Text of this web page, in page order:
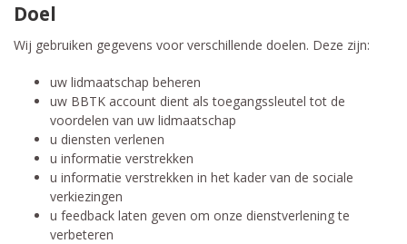
Doel
Wij gebruiken gegevens voor verschillende doelen. Deze zijn:
uw lidmaatschap beheren
uw BBTK account dient als toegangssleutel tot de
voordelen van uw lidmaatschap
u diensten verlenen
u informatie verstrekken
u informatie verstrekken in het kader van de sociale
verkiezingen
u feedback laten geven om onze dienstverlening te
verbeteren